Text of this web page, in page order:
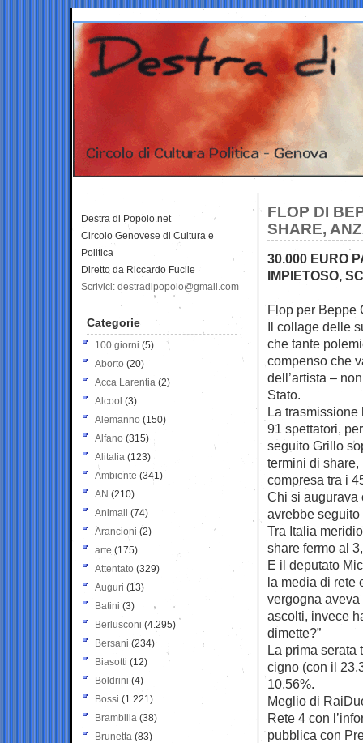
FLOP DI
SHARE,
30.000 EURO
IMPIETOSO,
Flop per Beppe
Il collage delle
che tante
compenso che
dell’artista –
Stato.
La trasmissione
91 spettatori,
seguito Grillo
termini di
compresa tra i
Chi si augurava
avrebbe
Tra Italia
share fermo al
E il deputato
la media di rete
vergogna
ascolti, invece
dimette?”
La prima serata
cigno (con il
10,56%.
Meglio di
Rete 4 con
pubblica con
Destra di Popolo.net
Circolo Genovese di Cultura e
Politica
Diretto da Riccardo Fucile
Scrivici: destradipopolo@gmail.com
Categorie
100 giorni (5)
Aborto (20)
Acca Larentia (2)
Alcool (3)
Alemanno (150)
Alfano (315)
Alitalia (123)
Ambiente (341)
AN (210)
Animali (74)
Arancioni (2)
arte (175)
Attentato (329)
Auguri (13)
Batini (3)
Berlusconi (4.295)
Bersani (234)
Biasotti (12)
Boldrini (4)
Bossi (1.221)
Brambilla (38)
Brunetta (83)